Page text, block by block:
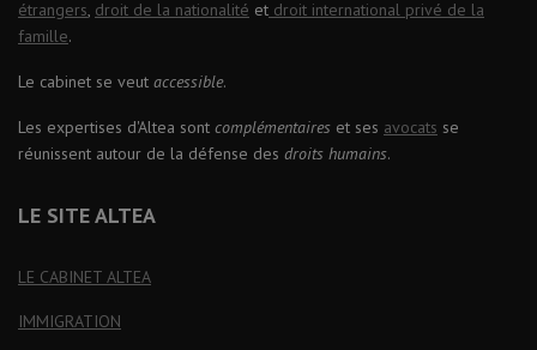
étrangers, droit de la nationalité et droit international privé de la
famille.
Le cabinet se veut accessible.
Les expertises d'Altea sont complémentaires et ses avocats se
réunissent autour de la défense des droits humains.
LE SITE ALTEA
LE CABINET ALTEA
IMMIGRATION